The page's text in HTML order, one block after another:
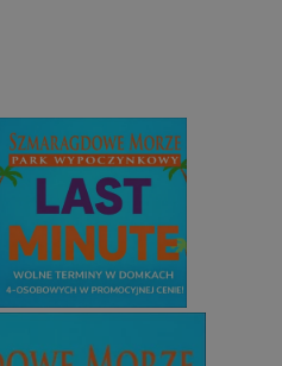
sosnowiecki.pl
.rfihub.com